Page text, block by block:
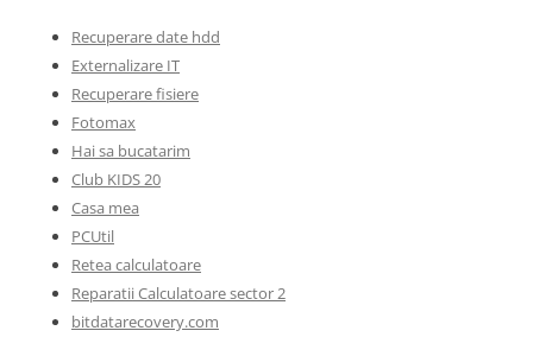
Recuperare date hdd
Externalizare IT
Recuperare fisiere
Fotomax
Hai sa bucatarim
Club KIDS 20
Casa mea
PCUtil
Retea calculatoare
Reparatii Calculatoare sector 2
bitdatarecovery.com